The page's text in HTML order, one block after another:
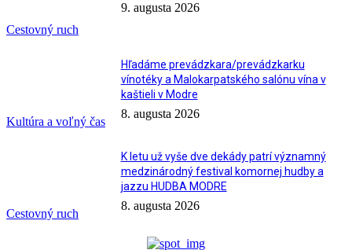
Cestovný ruch
9. augusta 2026
Kultúra a voľný čas
Hľadáme prevádzkara/prevádzkarku
vínotéky a Malokarpatského salónu vína v
kaštieli v Modre
8. augusta 2026
Cestovný ruch
K letu už vyše dve dekády patrí významný
medzinárodný festival komornej hudby a
jazzu HUDBA MODRE
8. augusta 2026